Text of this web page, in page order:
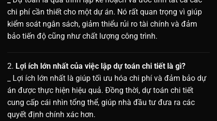
chi phí cần thiết cho một dự án. Nó rất quan trọng vì giúp
kiểm soát ngân sách, giảm thiểu rủi ro tài chính và đảm
bảo tiến độ cũng như chất lượng công trình.
2. Lợi ích lớn nhất của việc lập dự toán chi tiết là gì?
_ Lợi ích lớn nhất là giúp tối ưu hóa chi phí và đảm bảo dự
án được thực hiện hiệu quả. Đồng thời, dự toán chi tiết
cung cấp cái nhìn tổng thể, giúp nhà đầu tư đưa ra các
quyết định chính xác hơn.